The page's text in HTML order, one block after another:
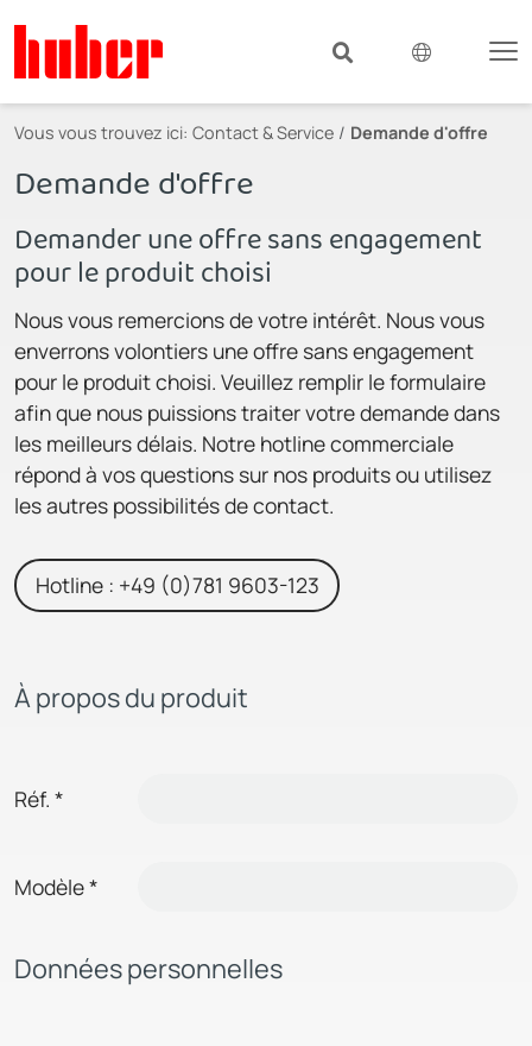
Vous vous trouvez ici: Contact & Service Demande d'offre
Demande d'offre
Demander une offre sans engagement
pour le produit choisi
Nous vous remercions de votre intérêt. Nous vous
enverrons volontiers une offre sans engagement
pour le produit choisi. Veuillez remplir le formulaire
afin que nous puissions traiter votre demande dans
les meilleurs délais. Notre hotline commerciale
répond à vos questions sur nos produits ou utilisez
les autres possibilités de contact.
Hotline : +49 (0)781 9603-123
À propos du produit
Réf. *
Modèle*
Données personnelles